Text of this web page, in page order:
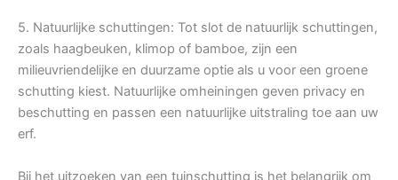
5. Natuurlijke schuttingen: Tot slot de natuurlijk schuttingen,
zoals haagbeuken, klimop of bamboe, zijn een
milieuvriendelijke en duurzame optie als u voor een groene
schutting kiest. Natuurlijke omheiningen geven privacy en
beschutting en passen een natuurlijke uitstraling toe aan uw
erf.
Bij het uitzoeken van een tuinschutting is het belangrijk om